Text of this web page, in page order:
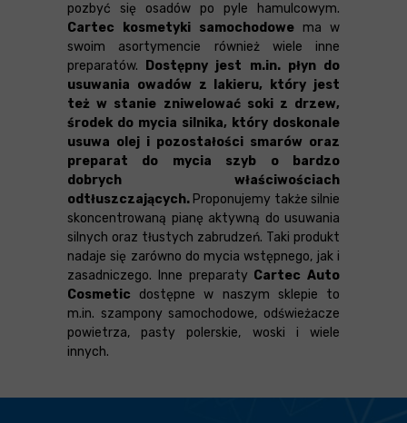
pozbyć się osadów po pyle hamulcowym.
Cartec kosmetyki samochodowe ma w
swoim asortymencie również wiele inne
preparatów.
Dostępny jest m.in. płyn do
usuwania owadów z lakieru, który jest
też w stanie zniwelować soki z drzew,
środek do mycia silnika, który doskonale
usuwa olej i pozostałości smarów oraz
preparat do mycia szyb o bardzo
dobrych właściwościach
odtłuszczających. Proponujemy także silnie
skoncentrowaną pianę aktywną do usuwania
silnych oraz tłustych zabrudzeń. Taki produkt
nadaje się zarówno do mycia wstępnego, jak i
zasadniczego. Inne preparaty Cartec Auto
Cosmetic dostępne w naszym sklepie to
m.in. szampony samochodowe, odświeżacze
powietrza, pasty polerskie, woski i wiele
innych.